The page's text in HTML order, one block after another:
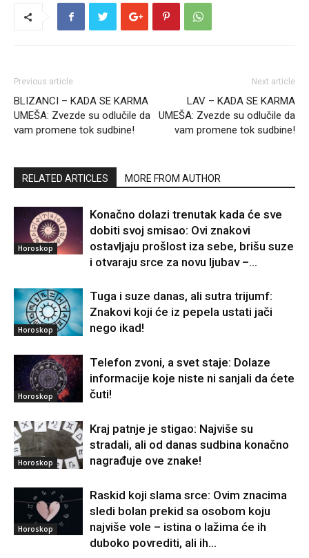
Previous article
BLIZANCI – KADA SE KARMA
UMEŠA: Zvezde su odlučile da
vam promene tok sudbine!
Next article
LAV – KADA SE KARMA
UMEŠA: Zvezde su odlučile da
vam promene tok sudbine!
RELATED ARTICLES MORE FROM AUTHOR
Horoskop
Konačno dolazi trenutak kada će sve
dobiti svoj smisao: Ovi znakovi
ostavljaju prošlost iza sebe, brišu suze
i otvaraju srce za novu ljubav –...
Horoskop
Tuga i suze danas, ali sutra trijumf:
Znakovi koji će iz pepela ustati jači
nego ikad!
Horoskop
Telefon zvoni, a svet staje: Dolaze
informacije koje niste ni sanjali da ćete
čuti!
Horoskop
Kraj patnje je stigao: Najviše su
stradali, ali od danas sudbina konačno
nagrađuje ove znake!
Horoskop
Raskid koji slama srce: Ovim znacima
sledi bolan prekid sa osobom koju
najviše vole – istina o lažima će ih
duboko povrediti, ali ih...